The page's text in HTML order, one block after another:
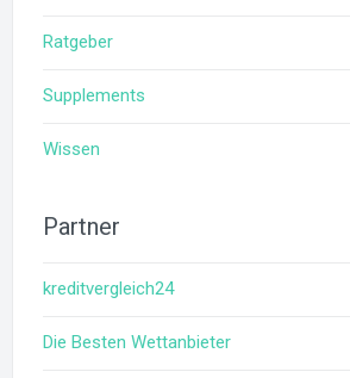
Ratgeber
Supplements
Wissen
Partner
kreditvergleich24
Die Besten Wettanbieter